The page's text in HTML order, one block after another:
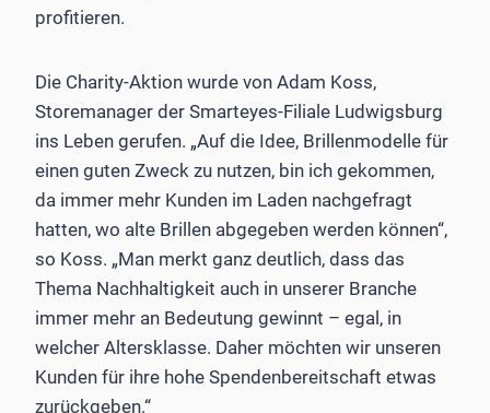
profitieren.
Die Charity-Aktion wurde von Adam Koss,
Storemanager der Smarteyes-Filiale Ludwigsburg
ins Leben gerufen. „Auf die Idee, Brillenmodelle für
einen guten Zweck zu nutzen, bin ich gekommen,
da immer mehr Kunden im Laden nachgefragt
hatten, wo alte Brillen abgegeben werden können“,
so Koss. „Man merkt ganz deutlich, dass das
Thema Nachhaltigkeit auch in unserer Branche
immer mehr an Bedeutung gewinnt – egal, in
welcher Altersklasse. Daher möchten wir unseren
Kunden für ihre hohe Spendenbereitschaft etwas
zurückgeben.“